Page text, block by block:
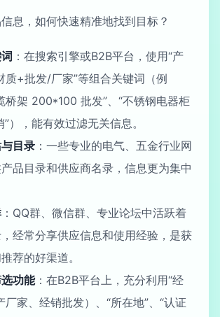
息，如何快速精准地找到目标？
：在搜索引擎或B2B平台，使用“产
+批发/厂家”等组合关键词（例
桥架 200*100 批发”、“不锈钢电器柜
），能有效过滤无关信息。
目录 ：一些专业的电气、五金行业网
品目录和供应商名录，信息更为集中
：QQ群、微信群、专业论坛中活跃着
经常分享供应信息和使用经验，是获
荐的好渠道。
功能：在B2B平台上，充分利用“经
厂家、经销批发）、“所在地”、“认证